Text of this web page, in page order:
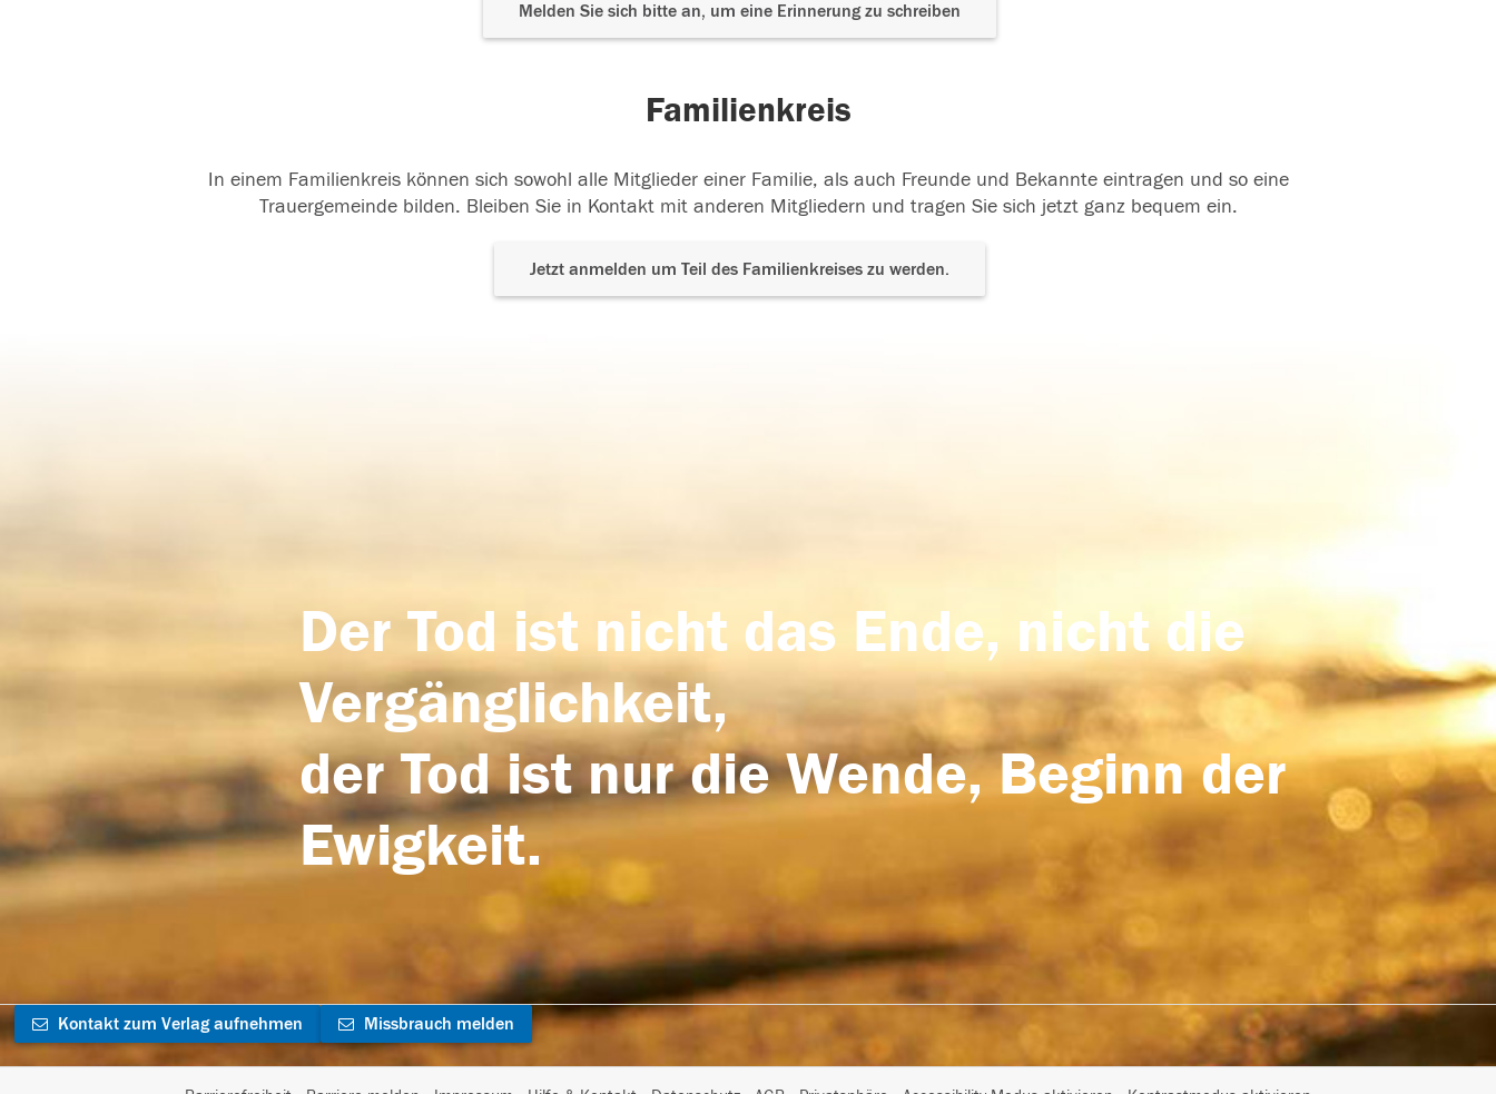
Melden Sie sich bitte an, um eine Erinnerung zu schreiben
Familienkreis
In einem Familienkreis können sich sowohl alle Mitglieder einer Familie, als auch Freunde und Bekannte eintragen und so eine
Trauergemeinde bilden. Bleiben Sie in Kontakt mit anderen Mitgliedern und tragen Sie sich jetzt ganz bequem ein.
Jetzt anmelden um Teil des Familienkreises zu werden.
Der Tod ist nicht das Ende, nicht die
Vergänglichkeit,
der Tod ist nur die Wende, Beginn der
Ewigkeit.
Kontakt zum Verlag aufnehmen Missbrauch melden